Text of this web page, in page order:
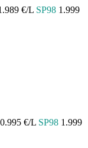
€/L SP98 1.999
0.995 €/L SP98 1.999